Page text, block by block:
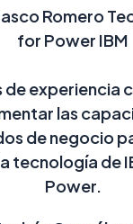
Romero
for Power IBM
de experiencia
las
de negocio
tecnología de
Power.